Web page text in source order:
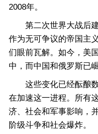
2008年。
第二次世界大战后
作为无可争议的帝国主
们眼前瓦解。如今，美
中，而中国和俄罗斯已
这些变化已经酝酿数
在加速这一进程。所有
济、社会和军事影响，
阶级斗争和社会爆炸。